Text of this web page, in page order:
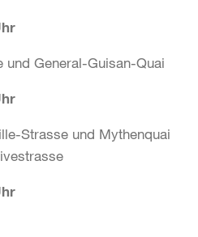
General-Guisan-Quai
Strasse und Mythenquai